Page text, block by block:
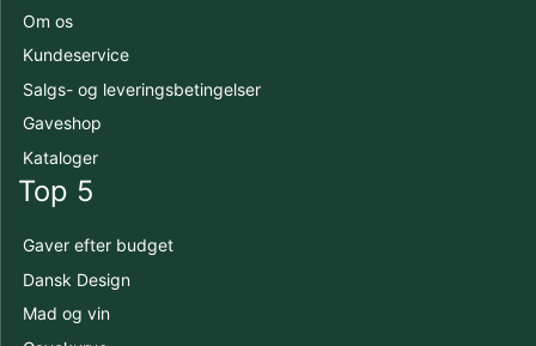
Om os
Kundeservice
Salgs- og leveringsbetingelser
Gaveshop
Kataloger
Top 5
Gaver efter budget
Dansk Design
Mad og vin